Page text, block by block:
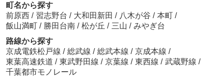
町名から探す
前原西 / 習志野台 / 大和田新田 / 八木が谷 / 本町 /
飯山満町 / 勝田台南 / 松が丘 / 三山 / みやぎ台
路線から探す
京成電鉄松戸線 / 総武線 / 総武本線 / 京成本線 /
東葉高速鉄道 / 東武野田線 / 京葉線 / 東西線 / 武蔵野線 /
千葉都市モノレール